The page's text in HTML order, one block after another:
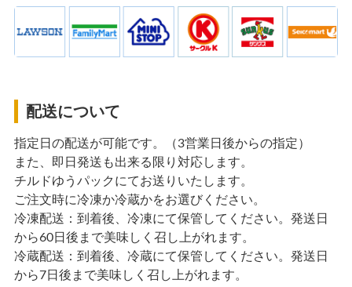
配送について
指定日の配送が可能です。（3営業日後からの指定）
また、即日発送も出来る限り対応します。
チルドゆうパックにてお送りいたします。
ご注文時に冷凍か冷蔵かをお選びください。
冷凍配送：到着後、冷凍にて保管してください。発送日
から60日後まで美味しく召し上がれます。
冷蔵配送：到着後、冷蔵にて保管してください。発送日
から7日後まで美味しく召し上がれます。